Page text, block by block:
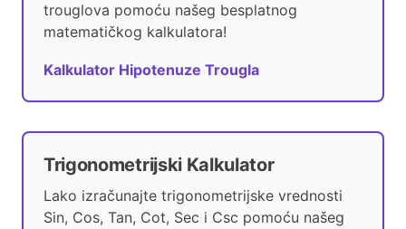
trouglova pomoću našeg besplatnog
matematičkog kalkulatora!
Kalkulator Hipotenuze Trougla
Trigonometrijski Kalkulator
Lako izračunajte trigonometrijske vrednosti
Sin, Cos, Tan, Cot, Sec i Csc pomoću našeg